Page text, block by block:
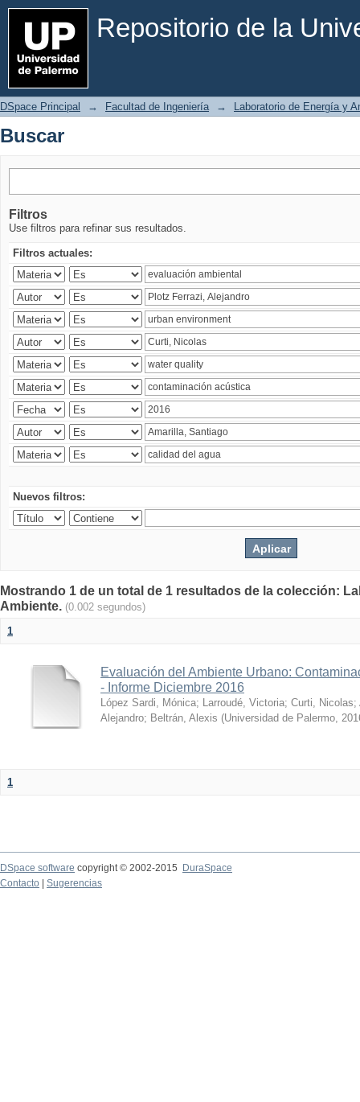
Repositorio de la
Buscar
DSpace Principal → Facultad de Ingeniería → Laboratorio de Energía y
Buscar
Filtros
Use filtros para refinar sus resultados.
Filtros actuales:
Nuevos filtros:
Mostrando 1 de un total de 1 resultados de la colección:
Ambiente. (0.002 segundos)
1
Evaluación del Ambiente Urbano:
- Informe Diciembre 2016
López Sardi, Mónica; Larroudé, Victoria; Curti, Nicolas;
Alejandro; Beltrán, Alexis (Universidad de Palermo,
1
DSpace software copyright © 2002-2015
DuraSpace
Contacto
Sugerencias